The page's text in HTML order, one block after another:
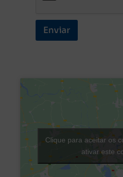
Enviar
Clique para aceitar os
ativar este